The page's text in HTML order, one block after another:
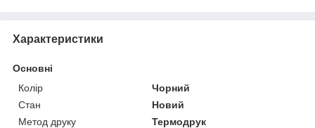
Характеристики
Основні
Колір
Чорний
Стан
Новий
Метод друку
Термодрук